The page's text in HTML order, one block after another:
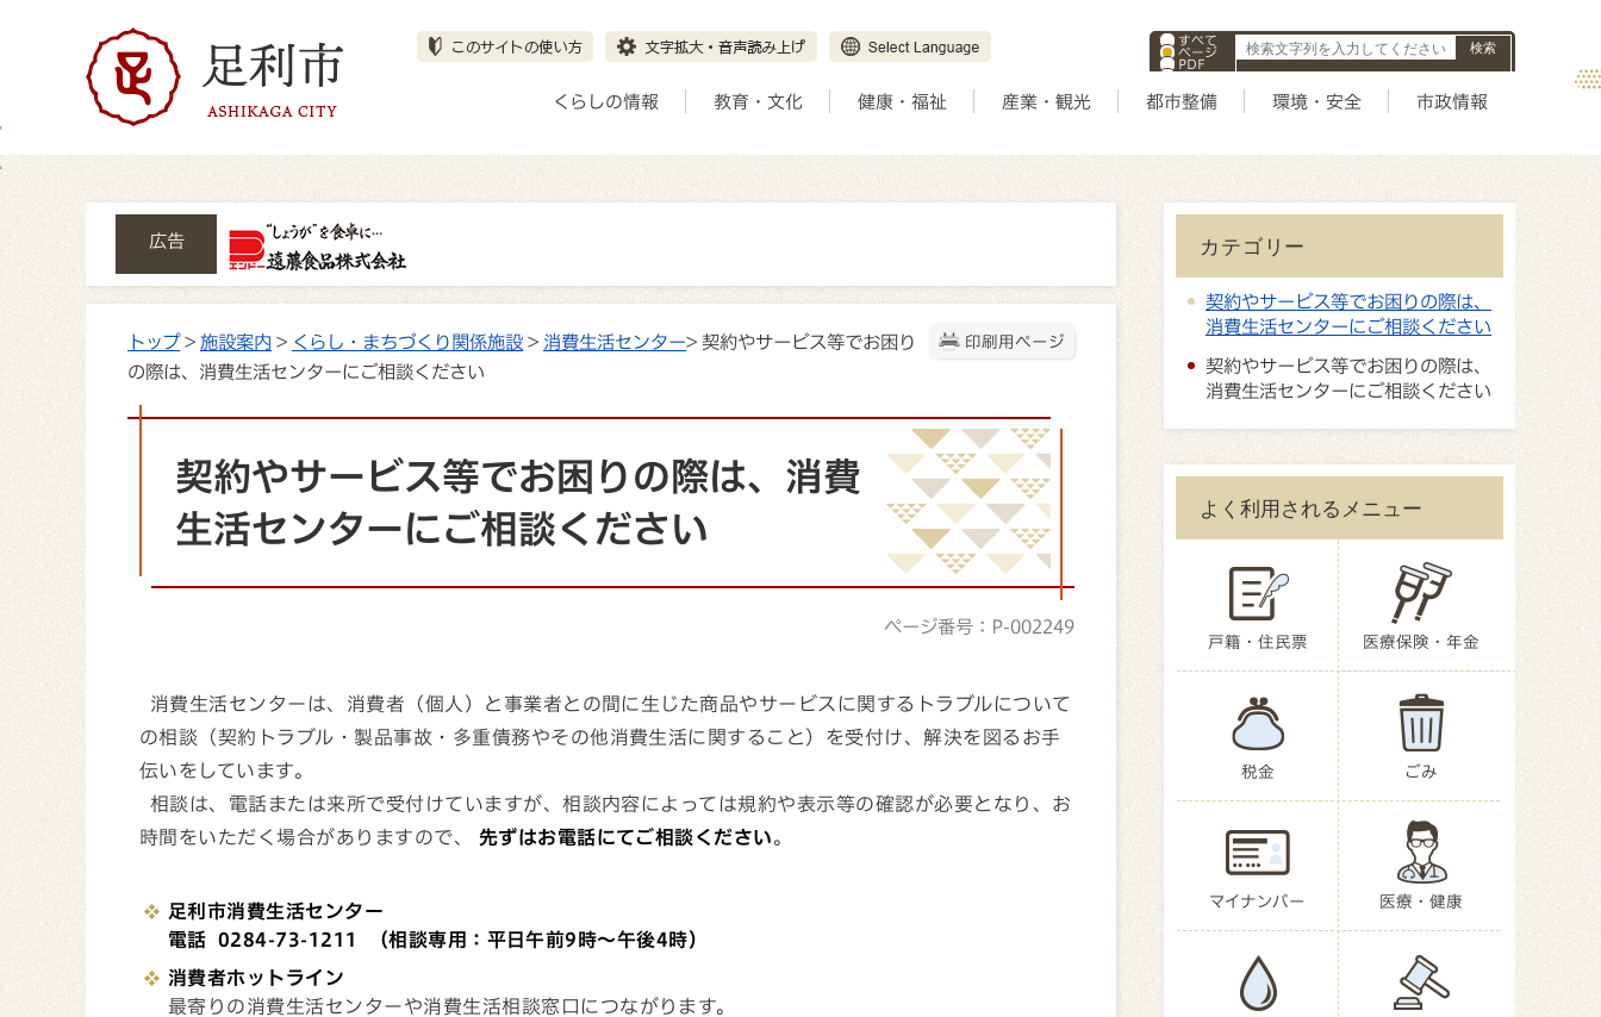
すべて
ページ
PDF
ID
くらしの情報 教育・文化 健康・福祉 産業・観光 都市整備 環境・安全 市政情報
広告
印刷用ページ
トップ> 施設案内 > くらし・まちづくり関係施設 > 消費生活センター> 契約やサービス等でお困り
の際は、消費生活センターにご相談ください
契約やサービス等でお困りの際は、消費
生活センターにご相談ください
ページ番号：P-002249
消費生活センターは、消費者（個人）と事業者との間に生じた商品やサービスに関するトラブルについて
の相談（契約トラブル・製品事故・多重債務やその他消費生活に関すること）を受付け、解決を図るお手
伝いをしています。
相談は、電話または来所で受付けていますが、相談内容によっては規約や表示等の確認が必要となり、お
時間をいただく場合がありますので、 先ずはお電話にてご相談ください。
足利市消費生活センター
電話 0284-73-1211 （相談専用：平日午前9時～午後4時）
消費者ホットライン
最寄りの消費生活センターや消費生活相談窓口につながります。
カテゴリー
契約やサービス等でお困りの際は、
消費生活センターにご相談ください
契約やサービス等でお困りの際は、
消費生活センターにご相談ください
よく利用されるメニュー
戸籍・住民票 医療保険・年金
税金 ごみ
マイナンバー 医療・健康